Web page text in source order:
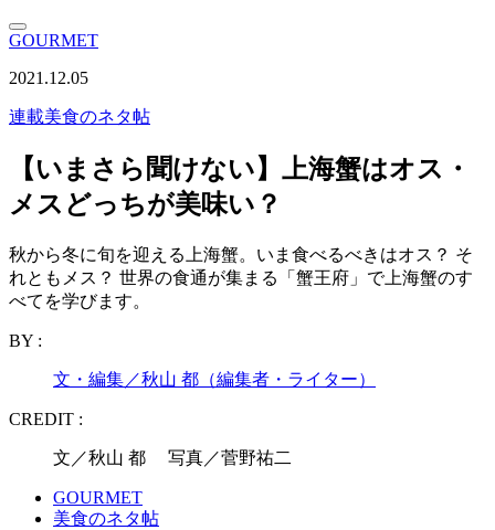
GOURMET
2021.12.05
連載美食のネタ帖
【いまさら聞けない】上海蟹はオス・
メスどっちが美味い？
秋から冬に旬を迎える上海蟹。いま食べるべきはオス？ そ
れともメス？ 世界の食通が集まる「蟹王府」で上海蟹のす
べてを学びます。
BY :
文・編集／秋山 都（編集者・ライター）
CREDIT :
文／秋山 都 写真／菅野祐二
GOURMET
美食のネタ帖